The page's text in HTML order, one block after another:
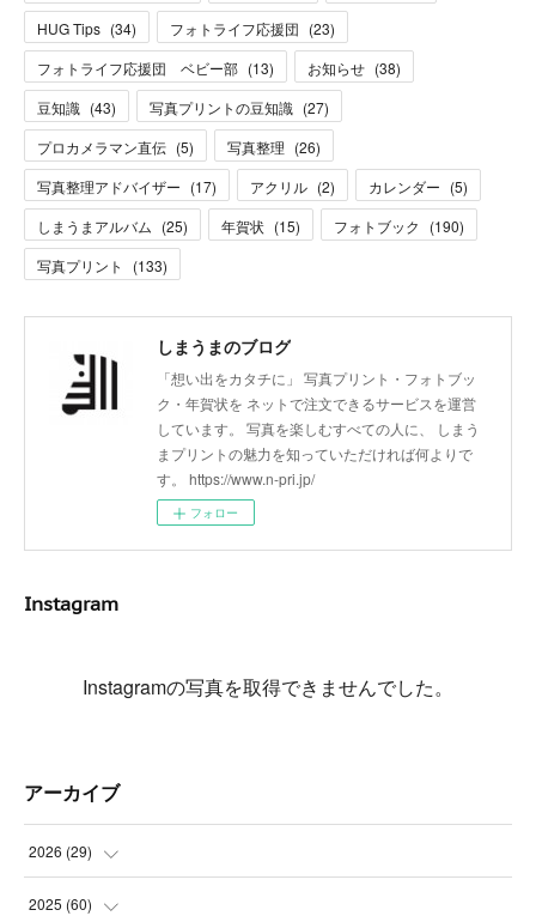
HUG Tips (34) フォトライフ応援団 (23)
フォトライフ応援団 ベビー部 (13) お知らせ (38)
豆知識 (43) 写真プリントの豆知識 (27)
プロカメラマン直伝 (5) 写真整理 (26)
写真整理アドバイザー (17) アクリル (2) カレンダー (5)
しまうまアルバム (25) 年賀状 (15) フォトブック (190)
写真プリント
(133)
しまうまのブログ
「想い出をカタチに」 写真プリント・フォトブッ
ク・年賀状を ネットで注文できるサービスを運営
しています。 写真を楽しむすべての人に、 しまう
まプリントの魅力を知っていただければ何よりで
す。 https://www.n-pri.jp/
フォロー
Instagram
Instagramの写真を取得できませんでした。
アーカイブ
2026 (29)
(5
2025 (60)